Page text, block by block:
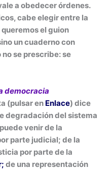
a obedecer órdenes.
cabe elegir entre la
el guion
un cuaderno con
se prescribe: se
democracia
(pulsar en Enlace) dice
degradación del sistema
venir de la
parte judicial; de la
por parte de la
de una representación